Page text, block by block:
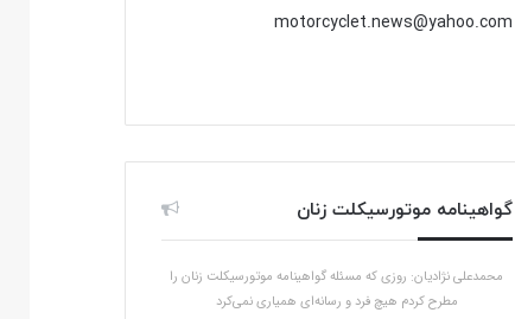
motorcyclet.news@yahoo.com
گواهینامه موتورسیکلت زنان
محمدعلی نژادیان: روزی که مسئله گواهینامه موتورسیکلت زنان را
مطرح کردم هیچ فرد و رسانه‌ای همیاری نمی‌کرد